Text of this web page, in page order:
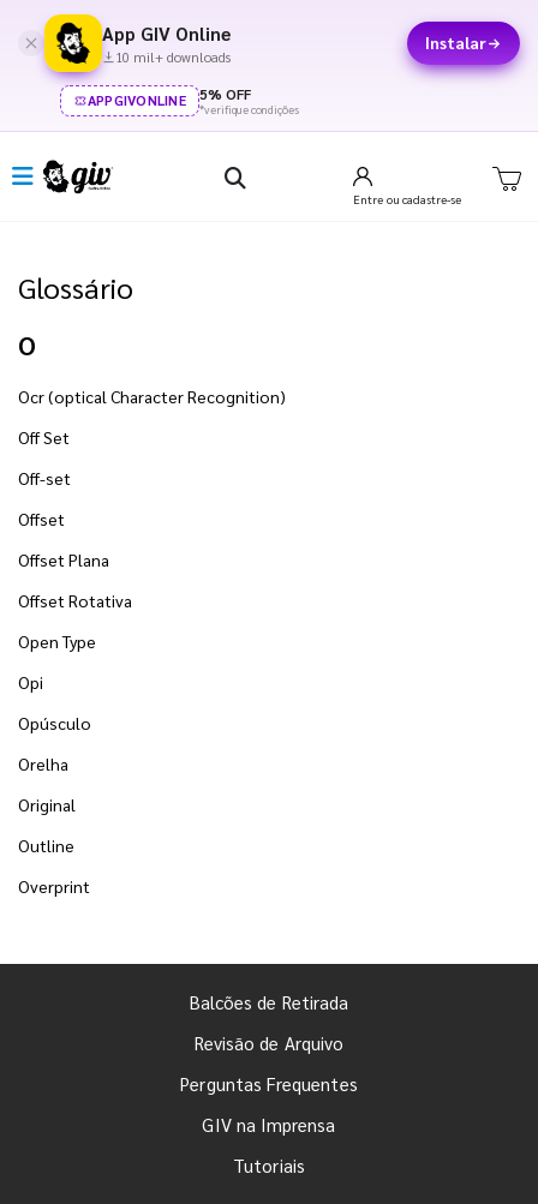
App GIV Online
10 mil+ downloads
Instalar
APPGIVONLINE 5% OFF
*verifique condições
Entre ou cadastre-se
Glossário
O
Ocr (optical Character Recognition)
Off Set
Off-set
Offset
Offset Plana
Offset Rotativa
Open Type
Opi
Opúsculo
Orelha
Original
Outline
Overprint
Balcões de Retirada
Revisão de Arquivo
Perguntas Frequentes
GIV na Imprensa
Tutoriais